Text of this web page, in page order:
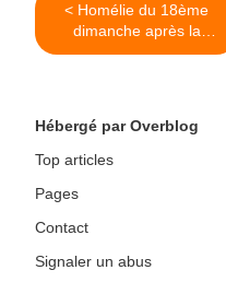
< Homélie du 18ème
dimanche après la
Pentecôte: la guérison du
Hébergé par Overblog
Top articles
Pages
Contact
Signaler un abus